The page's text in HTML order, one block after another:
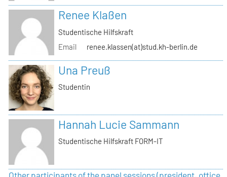
Renee Klaßen
Studentische Hilfskraft
Email
renee.klassen(at)stud.kh-berlin.de
Una Preuß
Studentin
Hannah Lucie Sammann
Studentische Hilfskraft FORM-IT
Other participants of the panel sessions (president, office